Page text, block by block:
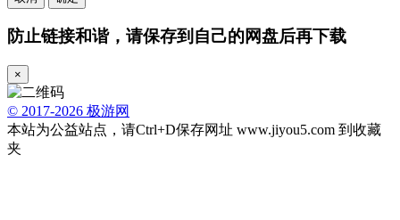
防止链接和谐，请保存到自己的网盘后再下载
×
© 2017-2026 极游网
本站为公益站点，请Ctrl+D保存网址 www.jiyou5.com 到收藏
夹